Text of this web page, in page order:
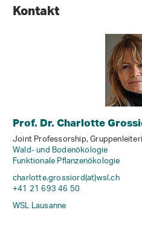
Kontakt
Prof. Dr. Charlotte
Joint Professorship,
Wald- und Bodenökologie
Funktionale Pflanzenökologie
charlotte.grossiord(at)wsl.ch
+41 21 693 46 50
WSL Lausanne